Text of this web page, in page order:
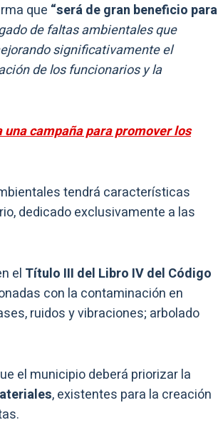
que “será de gran beneficio para
de faltas ambientales que
significativamente el
de los funcionarios y la
campaña para promover los
tendrá características
dedicado exclusivamente a las
el Título III del Libro IV del Código
con la contaminación en
ruidos y vibraciones; arbolado
el municipio deberá priorizar la
, existentes para la creación